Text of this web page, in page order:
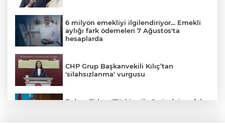
6 milyon emekliyi ilgilendiriyor... Emekli
aylığı fark ödemeleri 7 Ağustos'ta
hesaplarda
CHP Grup Başkanvekili Kılıç’tan
'silahsızlanma' vurgusu
Bakan Fidan: "Türkiye ile Suriye’nin refah